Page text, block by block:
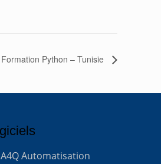
Formation Python – Tunisie
Automatisation